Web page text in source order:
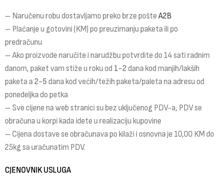
– Naručenu robu dostavljamo preko brze pošte A2B
– Plaćanje u gotovini (KM) po preuzimanju paketa ili po
predračunu
– Ako proizvode naručite i narudžbu potvrdite do 14 sati radnim
danom, paket vam stiže u roku od 1-2 dana kod manjih/lakših
paketa a 2-5 dana kod većih/težih paketa/paleta na adresu od
ponedeljka do petka
– Sve cijene na web stranici su bez uključenog PDV-a, PDV se
obračuna u korpi kada idete u realizaciju kupovine
– Cijena dostave se obračunava po kilaži i osnovna je 10,00 KM do
25kg sa uračunatim PDV.
CJENOVNIK USLUGA